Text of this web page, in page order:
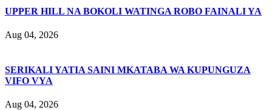
UPPER HILL NA BOKOLI WATINGA ROBO FAINALI YA
Aug 04, 2026
SERIKALI YATIA SAINI MKATABA WA KUPUNGUZA
VIFO VYA
Aug 04, 2026